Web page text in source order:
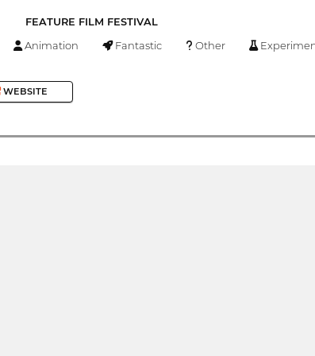
FEATURE FILM FESTIVAL
Animation Fantastic Other
WEBSITE